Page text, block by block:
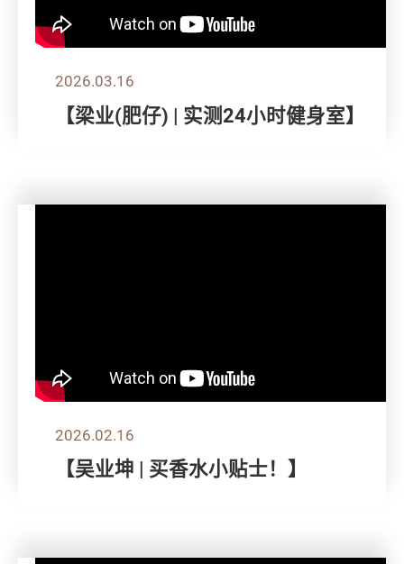
2026.03.16
【梁业(肥仔) | 实测24小时健身室】
2026.02.16
【吴业坤 | 买香水小贴士！】